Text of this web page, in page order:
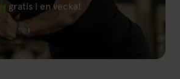
gratis i en vecka!